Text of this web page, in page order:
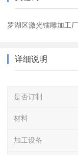
罗湖区激光镭雕加工
详细说明
是否订制
材料
加工设备